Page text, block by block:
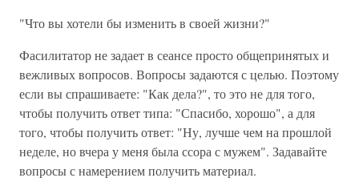
"Что вы хотели бы изменить в своей жизни?"
Фасилитатор не задает в сеансе просто общепринятых и
вежливых вопросов. Вопросы задаются с целью. Поэтому
если вы спрашиваете: "Как дела?", то это не для того,
чтобы получить ответ типа: "Спасибо, хорошо", а для
того, чтобы получить ответ: "Ну, лучше чем на прошлой
неделе, но вчера у меня была ссора с мужем". Задавайте
вопросы с намерением получить материал.